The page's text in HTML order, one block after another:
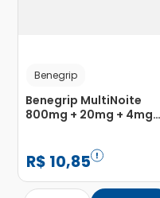
Benegrip
Benegrip MultiNoite
800mg + 20mg + 4mg
R$ 10,85